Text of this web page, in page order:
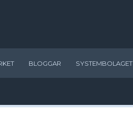
BLOGGAR SYSTEMBOLAGET